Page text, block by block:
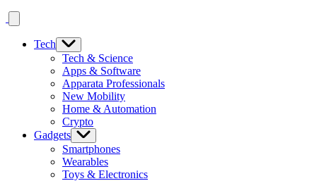
Tech
Tech & Science
Apps & Software
Apparata Professionals
New Mobility
Home & Automation
Crypto
Gadgets
Smartphones
Wearables
Toys & Electronics